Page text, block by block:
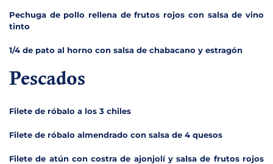
Pechuga de pollo rellena de frutos rojos con salsa de vino
tinto
1/4 de pato al horno con salsa de chabacano y estragón
Pescados
Filete de róbalo a los 3 chiles
Filete de róbalo almendrado con salsa de 4 quesos
Filete de atún con costra de ajonjolí y salsa de frutos rojos